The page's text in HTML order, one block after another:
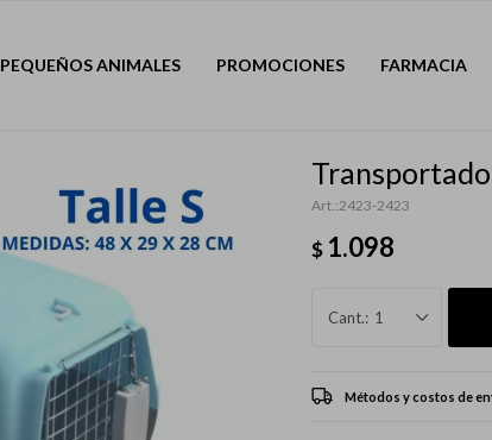
PEQUEÑOS ANIMALES PROMOCIONES FARMACIA
2423-2423
$ 1.098
1
Métodos y costos de